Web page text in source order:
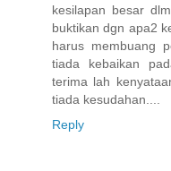
kesilapan besar
buktikan dgn apa2
harus membuang
tiada kebaikan
terima lah
tiada kesudahan....
Reply